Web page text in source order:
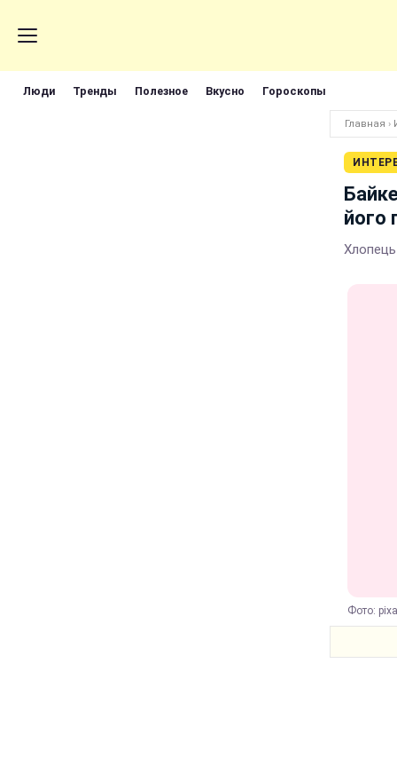
Люди Тренды Полезное Вкусно Гороскопы
Главная ›
його
Хлопець
Фото: